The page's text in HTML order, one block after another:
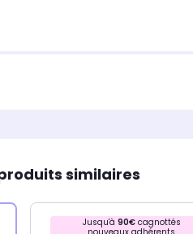
similaires
Jusqu'à 90€cagnottés